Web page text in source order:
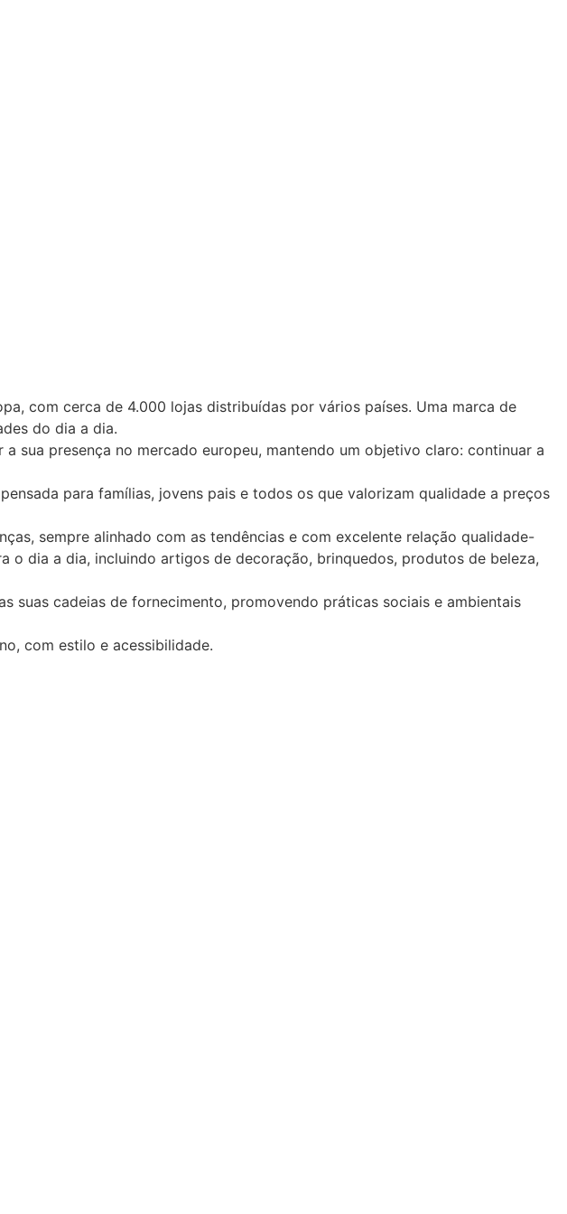
com cerca de 4.000 lojas distribuídas por vários países. Uma marca de
do dia a dia.
sua presença no mercado europeu, mantendo um objetivo claro: continuar a
para famílias, jovens pais e todos os que valorizam qualidade a preços
sempre alinhado com as tendências e com excelente relação qualidade-
o dia a dia, incluindo artigos de decoração, brinquedos, produtos de beleza,
suas cadeias de fornecimento, promovendo práticas sociais e ambientais
com estilo e acessibilidade.